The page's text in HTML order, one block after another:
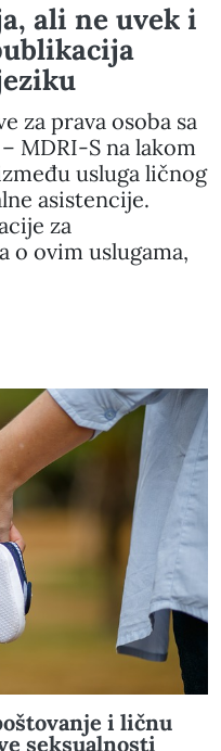
ali ne uvek i
za prava osoba sa
MDRI-S na lakom
usluga ličnog
asistencije.
za
ovim uslugama,
i ličnu
seksualnosti